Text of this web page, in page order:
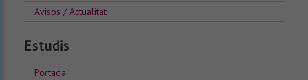
Avisos / Actualitat
Estudis
Portada